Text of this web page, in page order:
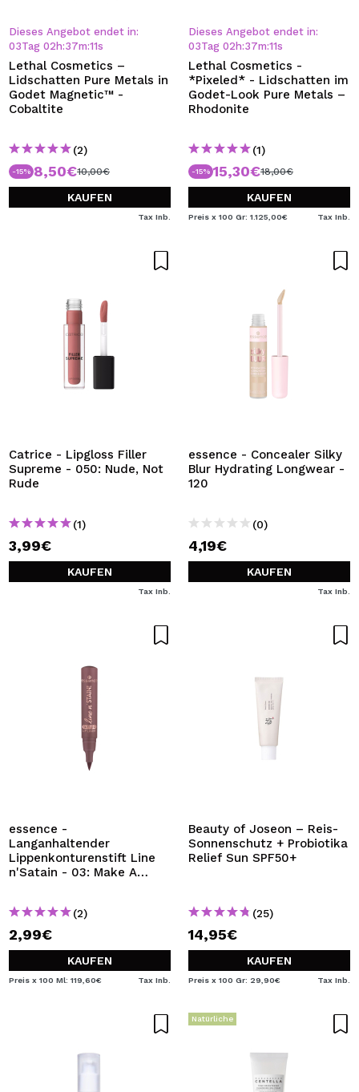
Dieses Angebot endet in:
03Tag 02 h:37m:10s
Lethal Cosmetics –
Lidschatten Pure Metals in
Godet Magnetic™ -
Cobaltite
(2)
-15% 8,50€10,00€
KAUFEN
Tax Inb.
Dieses Angebot endet in:
03Tag 02 h:37m:10s
Lethal Cosmetics -
*Pixeled* - Lidschatten im
Godet-Look Pure Metals –
Rhodonite
(1)
-15% 15,30€18,00€
KAUFEN
Preis x 100 Gr: 1.125,00€ Tax Inb.
Catrice - Lipgloss Filler
Supreme - 050: Nude, Not
Rude
(1)
3,99€
KAUFEN
Tax Inb.
essence - Concealer Silky
Blur Hydrating Longwear -
120
(0)
4,19€
KAUFEN
Tax Inb.
essence -
Langanhaltender
Lippenkonturenstift Line
n'Satain - 03: Make A
(2)
2,99€
KAUFEN
Preis x 100 Ml: 119,60€ Tax Inb.
Beauty of Joseon – Reis-
Sonnenschutz + Probiotika
Relief Sun SPF50+
(25)
14,95€
KAUFEN
Preis x 100 Gr: 29,90€ Tax Inb.
Natürliche